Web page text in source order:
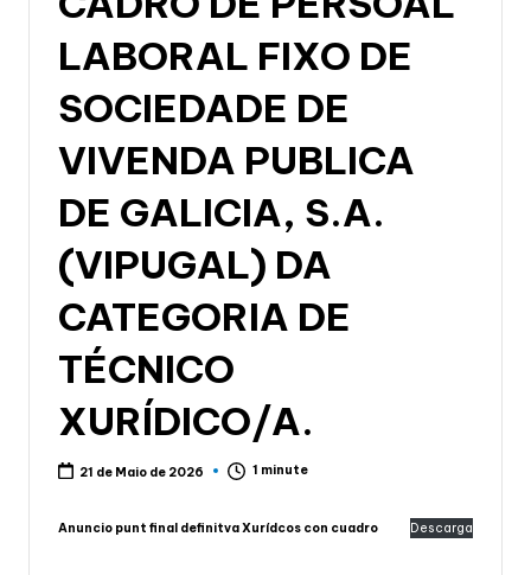
LABORAL FIXO DE
SOCIEDADE DE
VIVENDA PUBLICA
DE GALICIA, S.A.
(VIPUGAL) DA
CATEGORIA DE
TÉCNICO
XURÍDICO/A.
21 de Maio de 2026 1 minute
Anuncio punt final definitva Xurídcos con cuadro Descarga